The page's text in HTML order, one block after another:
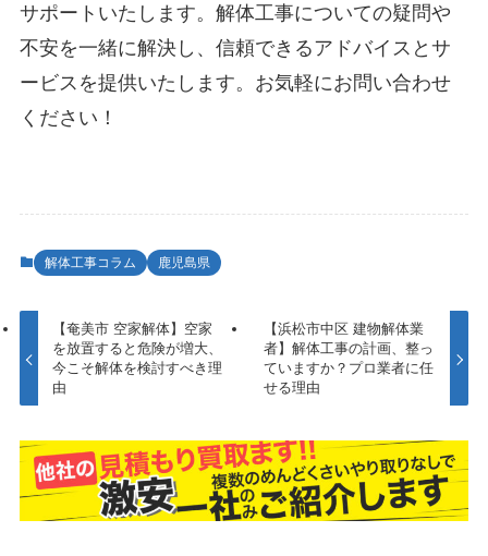
サポートいたします。解体工事についての疑問や
不安を一緒に解決し、信頼できるアドバイスとサ
ービスを提供いたします。お気軽にお問い合わせ
ください！
解体工事コラム 鹿児島県
【奄美市 空家解体】空家
を放置すると危険が増大、
今こそ解体を検討すべき理
由
【浜松市中区 建物解体業
者】解体工事の計画、整っ
ていますか？プロ業者に任
せる理由